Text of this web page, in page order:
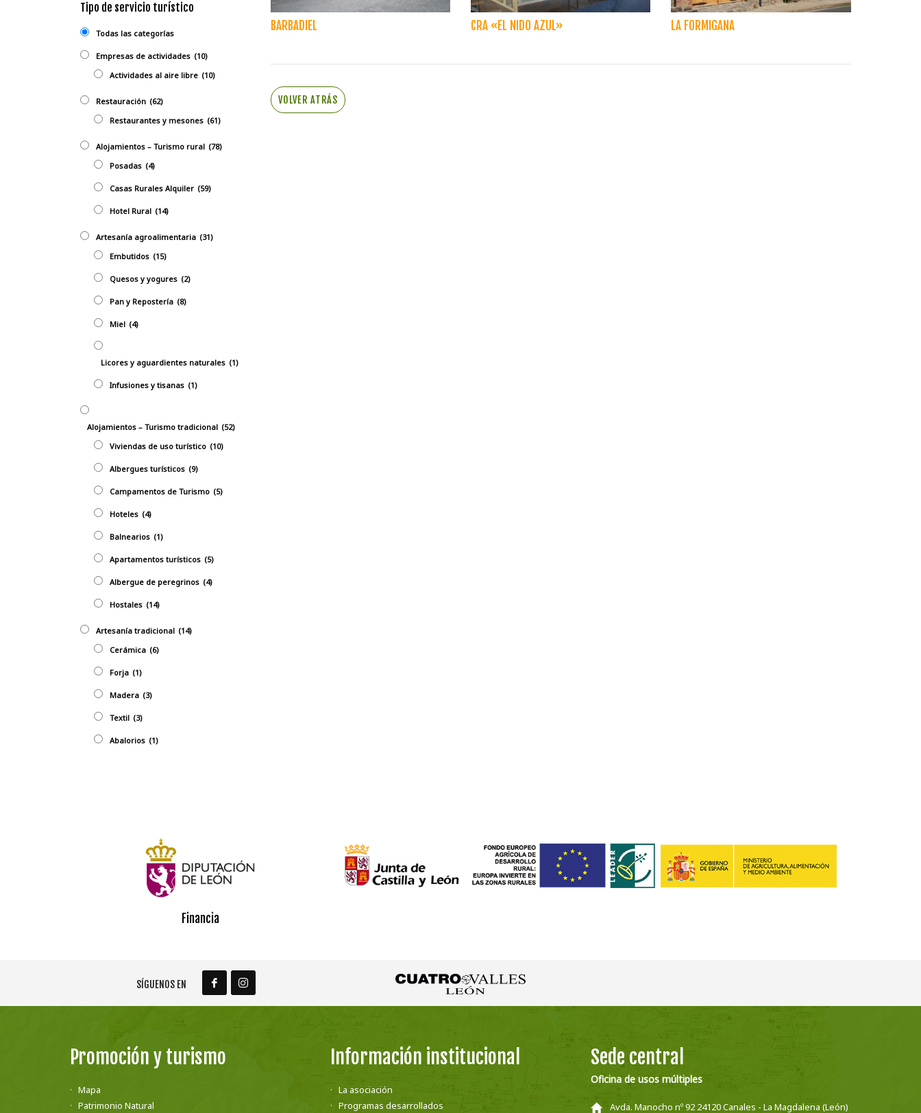
BARBADIEL CRA «EL NIDO AZUL» LA FORMIGANA
VOLVER ATRÁS
Tipo de servicio turístico
Todas las categorías
Empresas de actividades (10)
Actividades al aire libre (10)
Restauración (62)
Restaurantes y mesones (61)
Alojamientos – Turismo rural (78)
Posadas (4)
Casas Rurales Alquiler (59)
Hotel Rural (14)
Artesanía agroalimentaria (31)
Embutidos (15)
Quesos y yogures (2)
Pan y Repostería (8)
Miel (4)
Licores y aguardientes naturales (1)
Infusiones y tisanas (1)
Alojamientos – Turismo tradicional (52)
Viviendas de uso turístico (10)
Albergues turísticos (9)
Campamentos de Turismo (5)
Hoteles (4)
Balnearios (1)
Apartamentos turísticos (5)
Albergue de peregrinos (4)
Hostales (14)
Artesaní­a tradicional (14)
Cerámica (6)
Forja (1)
Madera (3)
Textil (3)
Abalorios (1)
Financia
SÍGUENOS EN
Promoción y turismo
Mapa
Patrimonio Natural
Información institucional
La asociación
Programas desarrollados
Sede central
Oficina de usos múltiples
Avda. Manocho nº 92 24120 Canales - La Magdalena (León)